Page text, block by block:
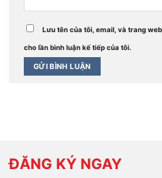
Lưu tên của tôi, email, và trang
cho lần bình luận kế tiếp của tôi.
ĐĂNG KÝ NGAY